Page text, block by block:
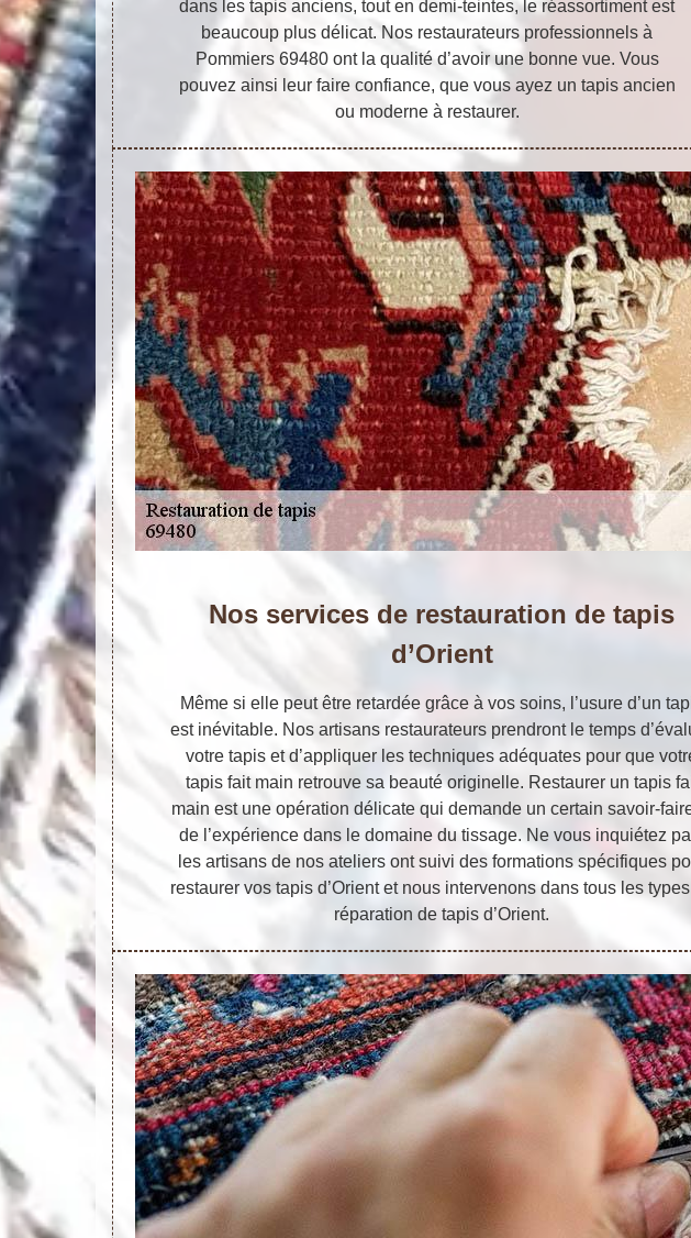
dans les tapis anciens, tout en demi-teintes, le réassortiment est
beaucoup plus délicat. Nos restaurateurs professionnels à
Pommiers 69480 ont la qualité d’avoir une bonne vue. Vous
pouvez ainsi leur faire confiance, que vous ayez un tapis ancien
ou moderne à restaurer.
Nos services de restauration de tapis
d’Orient
Même si elle peut être retardée grâce à vos soins, l’usure d’un
est inévitable. Nos artisans restaurateurs prendront le temps
votre tapis et d’appliquer les techniques adéquates pour que
tapis fait main retrouve sa beauté originelle. Restaurer un tapis
main est une opération délicate qui demande un certain savoir-
de l’expérience dans le domaine du tissage. Ne vous inquiétez
les artisans de nos ateliers ont suivi des formations spécifiques
restaurer vos tapis d’Orient et nous intervenons dans tous les
réparation de tapis d’Orient.